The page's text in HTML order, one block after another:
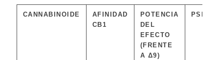
CANNABINOIDE
AFINIDAD
CB1
POTENCIA
DEL
EFECTO
(FRENTE
A Δ9)